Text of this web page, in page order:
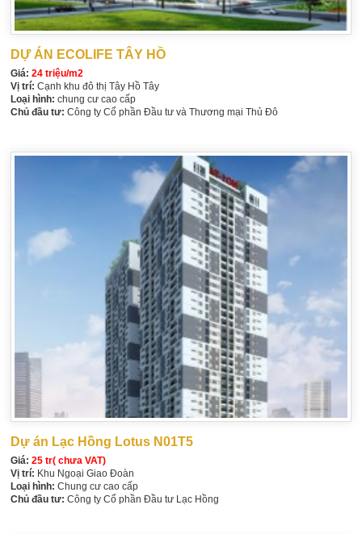
DỰ ÁN ECOLIFE TÂY HỒ
Giá: 24 triệu/m2
Vị trí: Cạnh khu đô thị Tây Hồ Tây
Loại hình: chung cư cao cấp
Chủ đầu tư: Công ty Cổ phần Đầu tư và Thương mại Thủ Đô
Dự án Lạc Hồng Lotus N01T5
Giá: 25 tr( chưa VAT)
Vị trí: Khu Ngoại Giao Đoàn
Loại hình: Chung cư cao cấp
Chủ đầu tư: Công ty Cổ phần Đầu tư Lạc Hồng